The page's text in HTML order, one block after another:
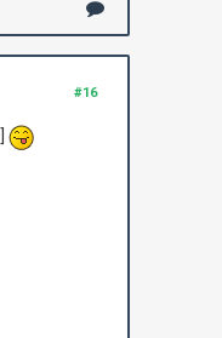
#16